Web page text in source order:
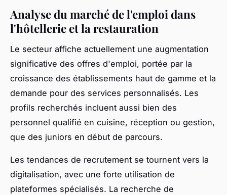
Analyse du marché de l'emploi dans
l'hôtellerie et la restauration
Le secteur affiche actuellement une augmentation
significative des offres d'emploi, portée par la
croissance des établissements haut de gamme et la
demande pour des services personnalisés. Les
profils recherchés incluent aussi bien des
personnel qualifié en cuisine, réception ou gestion,
que des juniors en début de parcours.
Les tendances de recrutement se tournent vers la
digitalisation, avec une forte utilisation de
plateformes spécialisés. La recherche de